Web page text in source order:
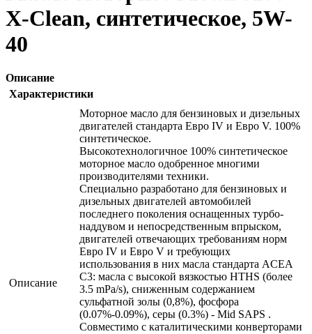
X-Clean, синтетическое, 5W-
40
Описание
Характеристики
Описание
Моторное масло для бензиновых и дизельных
двигателей стандарта Евро IV и Евро V. 100%
синтетическое.
Высокотехнологичное 100% синтетическое
моторное масло одобренное многими
производителями техники.
Специально разработано для бензиновых и
дизельных двигателей автомобилей
последнего поколения оснащенных турбо-
наддувом и непосредственным впрыском,
двигателей отвечающих требованиям норм
Евро IV и Евро V и требующих
использования в них масла стандарта ACEA
C3: масла с высокой вязкостью HTHS (более
3.5 mPa/s), сниженным содержанием
сульфатной золы (0,8%), фосфора
(0.07%-0.09%), серы (0.3%) - Mid SAPS .
Совместимо с каталитическими конверторами